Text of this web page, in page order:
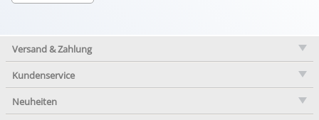
Versand & Zahlung
Kundenservice
Neuheiten